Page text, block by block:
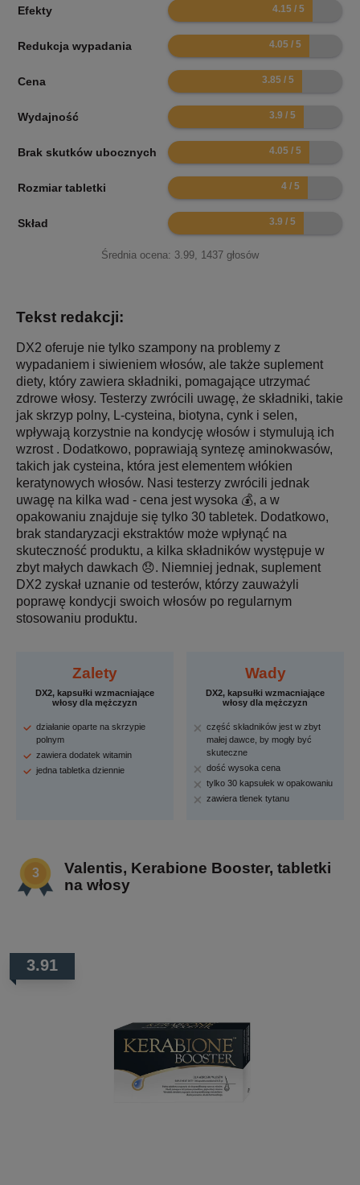
Efekty 8.3
Redukcja wypadania 8.1
Cena 7.7
Wydajność 7.8
Brak skutków ubocznych 8.1
Rozmiar tabletki 8
Skład 7.8
Średnia ocena: 3.99 1437 głosów
Tekst redakcji:
DX2 oferuje nie tylko szampony na problemy z
wypadaniem i siwieniem włosów, ale także suplement
diety, który zawiera składniki, pomagające utrzymać
zdrowe włosy. Testerzy zwrócili uwagę, że składniki, takie
jak skrzyp polny, L-cysteina, biotyna, cynk i selen,
wpływają korzystnie na kondycję włosów i stymulują ich
wzrost . Dodatkowo, poprawiają syntezę aminokwasów,
takich jak cysteina, która jest elementem włókien
keratynowych włosów. Nasi testerzy zwrócili jednak
uwagę na kilka wad - cena jest wysoka 💰, a w
opakowaniu znajduje się tylko 30 tabletek. Dodatkowo,
brak standaryzacji ekstraktów może wpłynąć na
skuteczność produktu, a kilka składników występuje w
zbyt małych dawkach 😞. Niemniej jednak, suplement
DX2 zyskał uznanie od testerów, którzy zauważyli
poprawę kondycji swoich włosów po regularnym
stosowaniu produktu.
Zalety
DX2, kapsułki wzmacniające
włosy dla mężczyzn
działanie oparte na skrzypie
polnym
zawiera dodatek witamin
jedna tabletka dziennie
Wady
DX2, kapsułki wzmacniające
włosy dla mężczyzn
część składników jest w zbyt
małej dawce, by mogły być
skuteczne
dość wysoka cena
tylko 30 kapsułek w opakowaniu
zawiera tlenek tytanu
Valentis, Kerabione Booster, tabletki
na włosy
3.91